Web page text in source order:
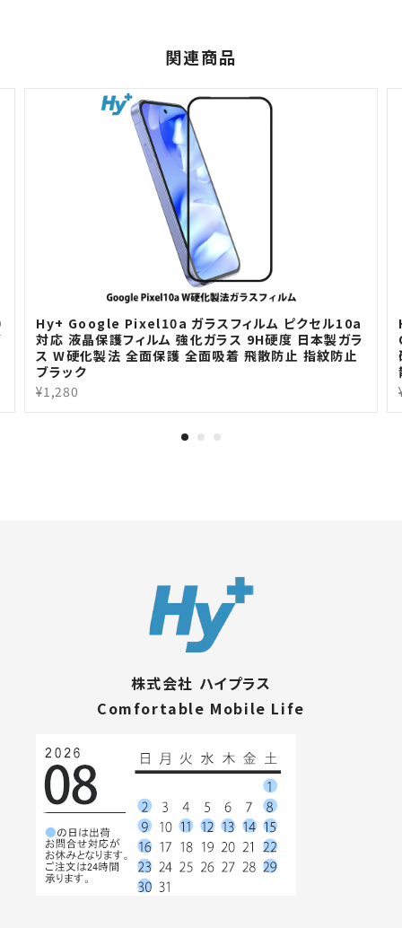
関連商品
Hy+ Google Pixel10a ガラスフィルム ピクセル10a
対応 液晶保護フィルム 強化ガラス 9H硬度 日本製ガラ
ス W硬化製法 全面保護 全面吸着 飛散防止 指紋防止
ブラック
¥1,280
株式会社 ハイプラス
Comfortable Mobile Life